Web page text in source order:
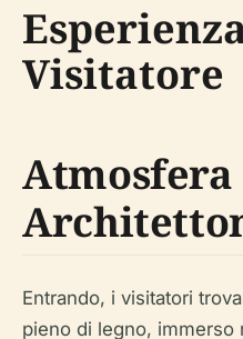
Visitatore
Atmosfera
Entrando, i visitatori
pieno di legno, immerso